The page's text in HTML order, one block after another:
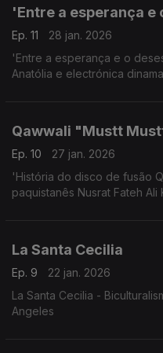
'Entre a esperança e
Ep. 11
28 jan. 2026
'Entre a esperança e o
Anatólia e electrónica
Qawwali "Mustt
Ep. 10
27 jan. 2026
'História do disco de fusão
paquistanês Nusrat Fateh
La Santa Cecilia
Ep. 9
22 jan. 2026
La Santa Cecilia -
Angeles